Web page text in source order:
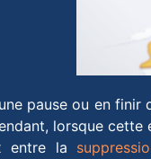
pause ou en
lorsque cette
entre la